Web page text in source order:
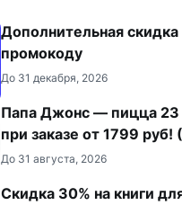
Дополнительная скидка
промокоду
До 31 декабря, 2026
Папа Джонс — пицца 23
при заказе от 1799 руб!
До 31 августа, 2026
Скидка 30% на книги